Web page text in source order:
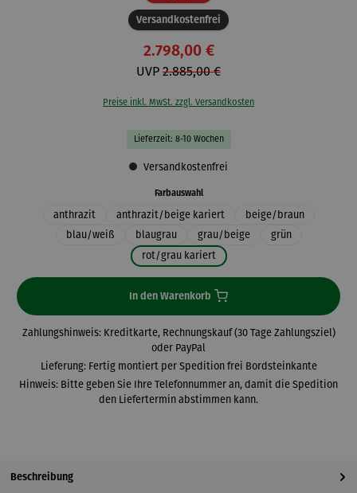
Versandkostenfrei
2.798,00 €
UVP 2.885,00 €
Preise inkl. MwSt. zzgl. Versandkosten
Lieferzeit: 8-10 Wochen
Versandkostenfrei
Farbauswahlauswählen
anthrazit anthrazit/beige kariert
beige/braun
blau/weiß
blaugrau grau/beige
grün
rot/grau kariert
In den Warenkorb
Zahlungshinweis: Kreditkarte, Rechnungskauf (30 Tage Zahlungsziel)
oder PayPal
Lieferung: Fertig montiert per Spedition frei Bordsteinkante
Hinweis: Bitte geben Sie Ihre Telefonnummer an, damit die Spedition
den Liefertermin abstimmen kann.
Beschreibung